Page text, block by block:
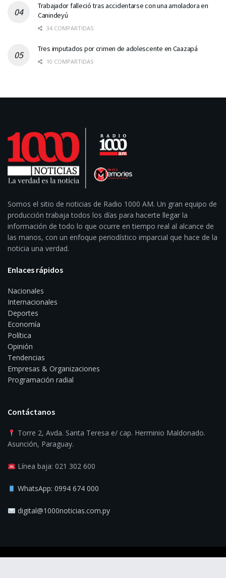
Trabajador falleció tras accidentarse con una amoladora en
Canindeyú
34 COMPARTIDAS
Tres imputados por crimen de adolescente en Caazapá
10 COMPARTIDAS
Somos el sitio de noticias de Radio 1000 AM. Un gran equipo de
producción trabaja todos los días para hacerte llegar la
información de todo lo que ocurre en tiempo real al alcance de
las manos, con un enfoque periodístico imparcial que hace de la
noticia una verdad.
Enlaces rápidos
Nacionales
Internacionales
Deportes
Economía
Política
Opinión
Tendencias
Empresas & Organizaciones
Programación radial
Contáctanos
Torre 2, Avda. Santa Teresa e/ cap. Herminio Maldonado.
Asunción, Paraguay.
Línea baja: 021 302 600
WhatsApp: 0994 674 000
digital@1000noticias.com.py